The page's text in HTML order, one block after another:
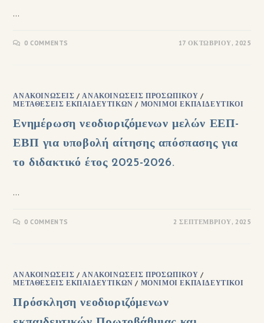
…
0 COMMENTS 17 ΟΚΤΩΒΡΊΟΥ, 2025
ΑΝΑΚΟΙΝΏΣΕΙΣ /ΑΝΑΚΟΙΝΏΣΕΙΣ ΠΡΟΣΩΠΙΚΟΎ /
ΜΕΤΑΘΈΣΕΙΣ ΕΚΠΑΙΔΕΥΤΙΚΏΝ / ΜΌΝΙΜΟΙ ΕΚΠΑΙΔΕΥΤΙΚΟΊ
Ενημέρωση νεοδιοριζόμενων μελών ΕΕΠ-
ΕΒΠ για υποβολή αίτησης απόσπασης για
το διδακτικό έτος 2025-2026.
…
0 COMMENTS 2 ΣΕΠΤΕΜΒΡΊΟΥ, 2025
ΑΝΑΚΟΙΝΏΣΕΙΣ /ΑΝΑΚΟΙΝΏΣΕΙΣ ΠΡΟΣΩΠΙΚΟΎ /
ΜΕΤΑΘΈΣΕΙΣ ΕΚΠΑΙΔΕΥΤΙΚΏΝ / ΜΌΝΙΜΟΙ ΕΚΠΑΙΔΕΥΤΙΚΟΊ
Πρόσκληση νεοδιοριζόμενων